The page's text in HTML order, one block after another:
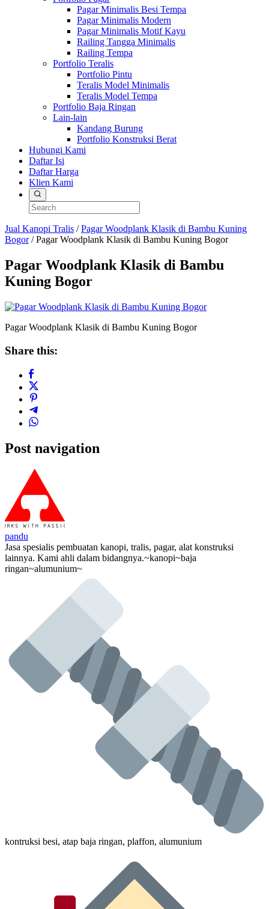
Pagar Minimalis Besi Tempa
Pagar Minimalis Modern
Pagar Minimalis Motif Kayu
Railing Tangga Minimalis
Railing Tempa
Portfolio Teralis
Portfolio Pintu
Teralis Model Minimalis
Teralis Model Tempa
Portfolio Baja Ringan
Lain-lain
Kandang Burung
Portfolio Konstruksi Berat
Hubungi Kami
Daftar Isi
Daftar Harga
Klien Kami
Jual Kanopi Tralis / Pagar Woodplank Klasik di Bambu Kuning
Bogor / Pagar Woodplank Klasik di Bambu Kuning Bogor
Pagar Woodplank Klasik di Bambu
Kuning Bogor
Pagar Woodplank Klasik di Bambu Kuning Bogor
Share this:
Post navigation
pandu
Jasa spesialis pembuatan kanopi, tralis, pagar, alat konstruksi
lainnya. Kami ahli dalam bidangnya.~kanopi~baja
ringan~alumunium~
kontruksi besi, atap baja ringan, plaffon, alumunium